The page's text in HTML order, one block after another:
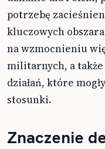
potrzebę
kluczowych
na wzmocnieniu
militarnych, a
działań, które
stosunki.
Znaczenie